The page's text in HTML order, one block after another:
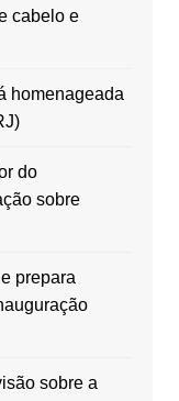
cabelo e
homenageada
do
sobre
prepara
sobre a